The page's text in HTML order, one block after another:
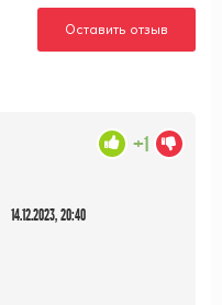
Оставить отзыв
14.12.2023, 20:40
+1